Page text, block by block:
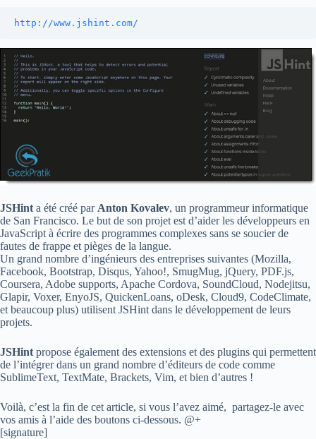
http://www.jshint.com/
JSHint a été créé par Anton Kovalev, un programmeur informatique
de San Francisco. Le but de son projet est d’aider les développeurs en
JavaScript à écrire des programmes complexes sans se soucier de
fautes de frappe et pièges de la langue.
Un grand nombre d’ingénieurs des entreprises suivantes (Mozilla,
Facebook, Bootstrap, Disqus, Yahoo!, SmugMug, jQuery, PDF.js,
Coursera, Adobe supports, Apache Cordova, SoundCloud, Nodejitsu,
Glapir, Voxer, EnyoJS, QuickenLoans, oDesk, Cloud9, CodeClimate,
et beaucoup plus) utilisent JSHint dans le développement de leurs
projets.
JSHint propose également des extensions et des plugins qui permettent
de l’intégrer dans un grand nombre d’éditeurs de code comme
SublimeText, TextMate, Brackets, Vim, et bien d’autres !
Voilà, c’est la fin de cet article, si vous l’avez aimé, partagez-le avec
vos amis à l’aide des boutons ci-dessous. @+
[signature]